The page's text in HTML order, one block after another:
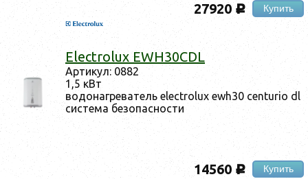
27920 c Купить
Electrolux EWH30CDL
Ар­ти­кул: 0882
1,5 кВт
во­донаг­ре­ватель electrolux ewh30 centurio dl
сис­те­ма бе­зопас­ности
14560 c Купить